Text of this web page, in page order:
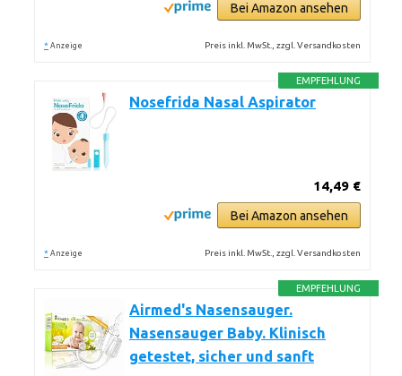
Bei Amazon ansehen
* Anzeige Preis inkl. MwSt., zzgl. Versandkosten
EMPFEHLUNG
Nosefrida Nasal Aspirator
14,49 €
Bei Amazon ansehen
* Anzeige Preis inkl. MwSt., zzgl. Versandkosten
EMPFEHLUNG
Airmed's Nasensauger.
Nasensauger Baby. Klinisch
getestet, sicher und sanft